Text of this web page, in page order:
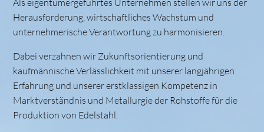
Herausforderung, wirtschaftliches Wachstum und
unternehmerische Verantwortung zu harmonisieren.
Dabei verzahnen wir Zukunftsorientierung und
kaufmännische Verlässlichkeit mit unserer langjährigen
Erfahrung und unserer erstklassigen Kompetenz in
Marktverständnis und Metallurgie der Rohstoffe für die
Produktion von Edelstahl.